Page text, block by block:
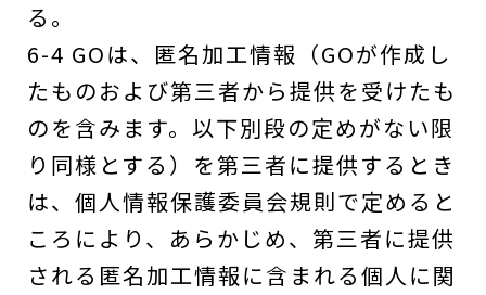
る。
6-4 GOは、匿名加工情報（GOが作成し
たものおよび第三者から提供を受けたも
のを含みます。以下別段の定めがない限
り同様とする）を第三者に提供するとき
は、個人情報保護委員会規則で定めると
ころにより、あらかじめ、第三者に提供
される匿名加工情報に含まれる個人に関